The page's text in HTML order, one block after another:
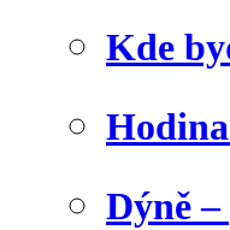
Kde
Dýně